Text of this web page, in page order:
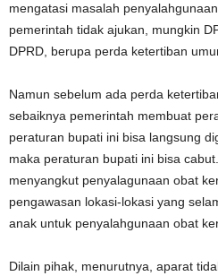
mengatasi masalah
pemerintah tidak ajukan, mungkin
DPRD, berupa perda ketertiban
Namun sebelum ada perda
sebaiknya pemerintah membuat
peraturan bupati ini bisa langsung
maka peraturan bupati ini bisa
menyangkut penyalagunaan obat
pengawasan lokasi-lokasi yang
anak untuk penyalahgunaan obat
Dilain pihak, menurutnya, aparat